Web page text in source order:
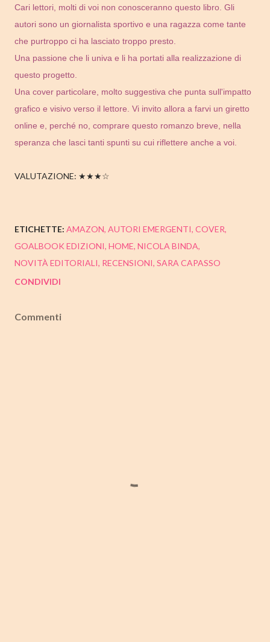
Cari lettori, molti di voi non conosceranno questo libro. Gli
autori sono un giornalista sportivo e una ragazza come tante
che purtroppo ci ha lasciato troppo presto.
Una passione che li univa e li ha portati alla realizzazione di
questo progetto.
Una cover particolare, molto suggestiva che punta sull'impatto
grafico e visivo verso il lettore. Vi invito allora a farvi un giretto
online e, perché no, comprare questo romanzo breve, nella
speranza che lasci tanti spunti su cui riflettere anche a voi.
VALUTAZIONE: ★★★☆
ETICHETTE: AMAZON AUTORI EMERGENTI COVER
GOALBOOK EDIZIONI HOME NICOLA BINDA
NOVITÀ EDITORIALI RECENSIONI SARA CAPASSO
CONDIVIDI
Commenti